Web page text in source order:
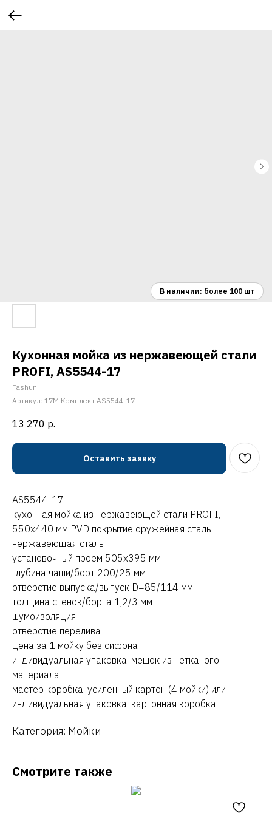
Кухонная мойка из нержавеющей стали
PROFI, AS5544-17
Fashun
Артикул: 17M Комплект AS5544-17
13 270 р.
Оставить заявку
AS5544-17
кухонная мойка из нержавеющей стали PROFI,
550х440 мм PVD покрытие оружейная сталь
нержавеющая сталь
установочный проем 505х395 мм
глубина чаши/борт 200/25 мм
отверстие выпуска/выпуск D=85/114 мм
толщина стенок/борта 1,2/3 мм
шумоизоляция
отверстие перелива
цена за 1 мойку без сифона
индивидуальная упаковка: мешок из нетканого
материала
мастер коробка: усиленный картон (4 мойки) или
индивидуальная упаковка: картонная коробка
Категория: Мойки
Смотрите также